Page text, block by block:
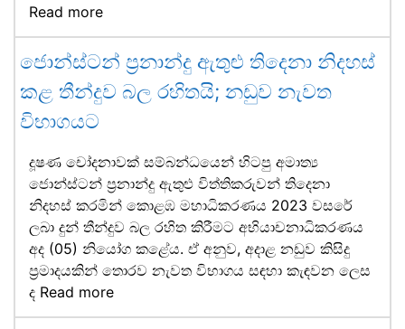
Read more
ජොන්ස්ටන් ප්‍රනාන්දු ඇතුළු තිදෙනා නිදහස්
කළ තීන්දුව බල රහිතයි; නඩුව නැවත
විභාගයට
දූෂණ චෝදනාවක් සම්බන්ධයෙන් හිටපු අමාත්‍ය
ජොන්ස්ටන් ප්‍රනාන්දු ඇතුළු විත්තිකරුවන් තිදෙනා
නිදහස් කරමින් කොළඹ මහාධිකරණය 2023 වසරේ
ලබා දුන් තීන්දුව බල රහිත කිරීමට අභියාචනාධිකරණය
අද (05) නියෝග කළේය. ඒ අනුව, අදාළ නඩුව කිසිදු
ප්‍රමාදයකින් තොරව නැවත විභාගය සඳහා කැඳවන ලෙස
ද Read more